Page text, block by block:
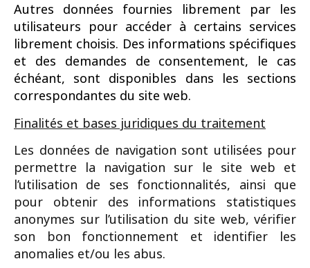
Autres données fournies librement par les
utilisateurs pour accéder à certains services
librement choisis. Des informations spécifiques
et des demandes de consentement, le cas
échéant, sont disponibles dans les sections
correspondantes du site web.
Finalités et bases juridiques du traitement
Les données de navigation sont utilisées pour
permettre la navigation sur le site web et
l’utilisation de ses fonctionnalités, ainsi que
pour obtenir des informations statistiques
anonymes sur l’utilisation du site web, vérifier
son bon fonctionnement et identifier les
anomalies et/ou les abus.